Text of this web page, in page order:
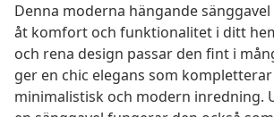
Denna moderna hängande
åt komfort och funktionalitet i ditt
och rena design passar den fint i
ger en chic elegans som
minimalistisk och modern inredning.